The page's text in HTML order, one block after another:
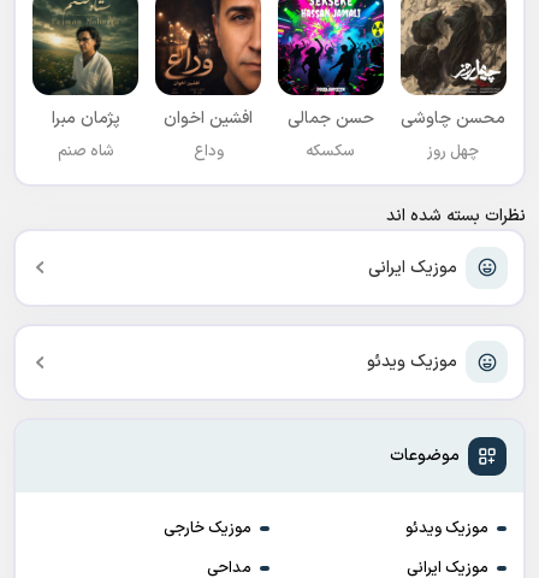
موزیک ایرانی
موزیک ویدئو
موضوعات
موزیک ویدئو
موزیک خارجی
موزیک ایرانی
مداحی
محسن چاوشی
چهل روز
حسن جمالی
سکسکه
افشين اخوان
وداع
پژمان مبرا
شاه صنم
نظرات بسته شده اند